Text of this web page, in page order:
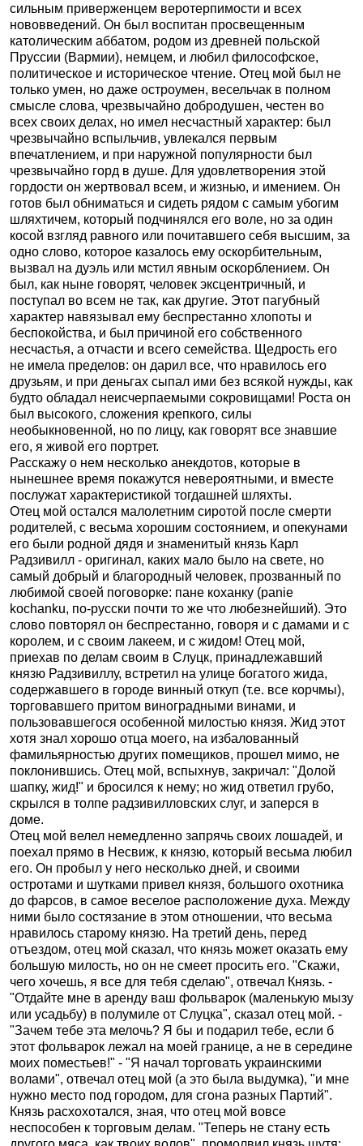
сильным приверженцем веротерпимости и всех
нововведений. Он был воспитан просвещенным
католическим аббатом, родом из древней польской
Пруссии (Вармии), немцем, и любил философское,
политическое и историческое чтение. Отец мой был не
только умен, но даже остроумен, весельчак в полном
смысле слова, чрезвычайно добродушен, честен во
всех своих делах, но имел несчастный характер: был
чрезвычайно вспыльчив, увлекался первым
впечатлением, и при наружной популярности был
чрезвычайно горд в душе. Для удовлетворения этой
гордости он жертвовал всем, и жизнью, и имением. Он
готов был обниматься и сидеть рядом с самым убогим
шляхтичем, который подчинялся его воле, но за один
косой взгляд равного или почитавшего себя высшим, за
одно слово, которое казалось ему оскорбительным,
вызвал на дуэль или мстил явным оскорблением. Он
был, как ныне говорят, человек эксцентричный, и
поступал во всем не так, как другие. Этот пагубный
характер навязывал ему беспрестанно хлопоты и
беспокойства, и был причиной его собственного
несчастья, а отчасти и всего семейства. Щедрость его
не имела пределов: он дарил все, что нравилось его
друзьям, и при деньгах сыпал ими без всякой нужды, как
будто обладал неисчерпаемыми сокровищами! Роста он
был высокого, сложения крепкого, силы
необыкновенной, но по лицу, как говорят все знавшие
его, я живой его портрет.
Расскажу о нем несколько анекдотов, которые в
нынешнее время покажутся невероятными, и вместе
послужат характеристикой тогдашней шляхты.
Отец мой остался малолетним сиротой после смерти
родителей, с весьма хорошим состоянием, и опекунами
его были родной дядя и знаменитый князь Карл
Радзивилл - оригинал, каких мало было на свете, но
самый добрый и благородный человек, прозванный по
любимой своей поговорке: пане коханку (panie
kochanku, по-русски почти то же что любезнейший). Это
слово повторял он беспрестанно, говоря и с дамами и с
королем, и с своим лакеем, и с жидом! Отец мой,
приехав по делам своим в Слуцк, принадлежавший
князю Радзивиллу, встретил на улице богатого жида,
содержавшего в городе винный откуп (т.е. все корчмы),
торговавшего притом виноградными винами, и
пользовавшегося особенной милостью князя. Жид этот
хотя знал хорошо отца моего, на избалованный
фамильярностью других помещиков, прошел мимо, не
поклонившись. Отец мой, вспыхнув, закричал: "Долой
шапку, жид!" и бросился к нему; но жид ответил грубо,
скрылся в толпе радзивилловских слуг, и заперся в
доме.
Отец мой велел немедленно запрячь своих лошадей, и
поехал прямо в Несвиж, к князю, который весьма любил
его. Он пробыл у него несколько дней, и своими
остротами и шутками привел князя, большого охотника
до фарсов, в самое веселое расположение духа. Между
ними было состязание в этом отношении, что весьма
нравилось старому князю. На третий день, перед
отъездом, отец мой сказал, что князь может оказать ему
большую милость, но он не смеет просить его. "Скажи,
чего хочешь, я все для тебя сделаю", отвечал Князь. -
"Отдайте мне в аренду ваш фольварок (маленькую мызу
или усадьбу) в полумиле от Слуцка", сказал отец мой. -
"Зачем тебе эта мелочь? Я бы и подарил тебе, если б
этот фольварок лежал на моей границе, а не в середине
моих поместьев!" - "Я начал торговать украинскими
волами", отвечал отец мой (а это была выдумка), "и мне
нужно место под городом, для сгона разных Партий".
Князь расхохотался, зная, что отец мой вовсе
неспособен к торговым делам. "Теперь не стану есть